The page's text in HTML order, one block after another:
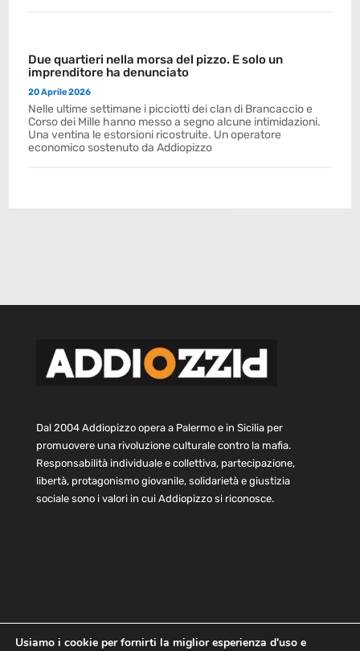
Due quartieri nella morsa del pizzo. E solo un
imprenditore ha denunciato
20 Aprile 2026
Nelle ultime settimane i picciotti dei clan di Brancaccio e
Corso dei Mille hanno messo a segno alcune intimidazioni.
Una ventina le estorsioni ricostruite. Un operatore
economico sostenuto da Addiopizzo
Dal 2004 Addiopizzo opera a Palermo e in Sicilia per
promuovere una rivoluzione culturale contro la mafia.
Responsabilità individuale e collettiva, partecipazione,
libertà, protagonismo giovanile, solidarietà e giustizia
sociale sono i valori in cui Addiopizzo si riconosce.
Usiamo i cookie per fornirti la miglior esperienza d'uso e